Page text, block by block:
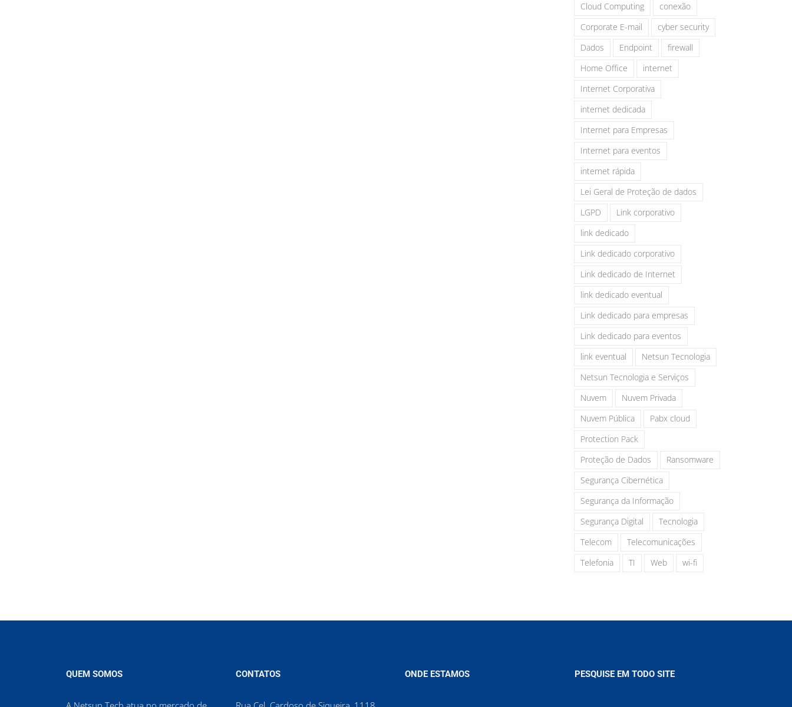
Cloud Computing
conexão
Corporate E-mail
cyber security
Dados
Endpoint
firewall
Home Office
internet
Internet Corporativa
internet dedicada
Internet para Empresas
Internet para eventos
internet rápida
Lei Geral de Proteção de dados
LGPD
Link corporativo
link dedicado
Link dedicado corporativo
Link dedicado de Internet
link dedicado eventual
Link dedicado para empresas
Link dedicado para eventos
link eventual
Netsun Tecnologia
Netsun Tecnologia e Serviços
Nuvem
Nuvem Privada
Nuvem Pública
Pabx cloud
Protection Pack
Proteção de Dados
Ransomware
Segurança Cibernética
Segurança da Informação
Segurança Digital
Tecnologia
Telecom
Telecomunicações
Telefonia
TI Web wi-fi
QUEM SOMOS CONTATOS ONDE ESTAMOS PESQUISE EM TODO SITE